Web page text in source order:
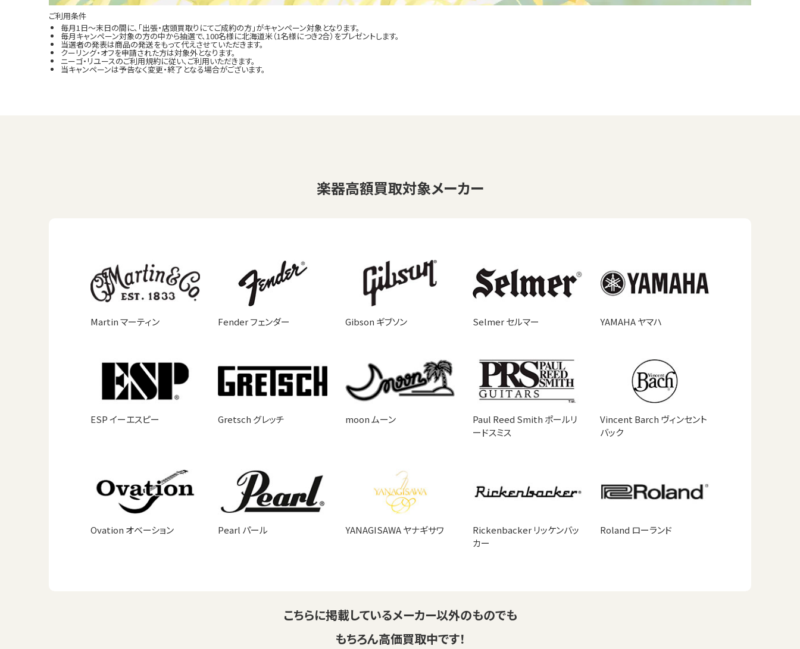
ご利用条件
毎月1日～末日の間に、「出張・店頭買取りにてご成約の方」がキャンペーン対象となります。
毎月キャンペーン対象の方の中から抽選で、100名様に北海道米（1名様につき2合）をプレゼントします。
当選者の発表は商品の発送をもって代えさせていただきます。
クーリング・オフを申請された方は対象外となります。
ニーゴ・リユースのご利用規約に従い、ご利用いただきます。
当キャンペーンは予告なく変更・終了となる場合がございます。
楽器高額買取対象メーカー
Martin マーティン Fender フェンダー Gibson ギブソン Selmer セルマー YAMAHA ヤマハ
ESP イーエスピー Gretsch グレッチ moon ムーン
Paul Reed Smith ポールリ
ードスミス
Vincent Barch ヴィンセント
バック
Ovation オベーション Pearl パール YANAGISAWA ヤナギサワ
Rickenbacker リッケンバッ
カー
Roland ローランド
こちらに掲載しているメーカー以外のものでも
もちろん高価買取中です！